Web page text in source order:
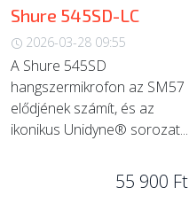
Shure 545SD-LC
2026-03-28 09:55
A Shure 545SD
hangszermikrofon az SM57
elődjének számít, és az
ikonikus Unidyne® sorozat...
55 900 Ft